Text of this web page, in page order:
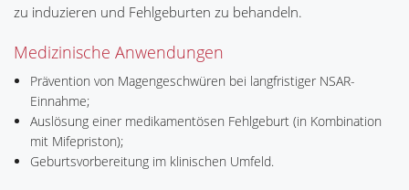
zu induzieren und Fehlgeburten zu behandeln.
Medizinische Anwendungen
Prävention von Magengeschwüren bei langfristiger NSAR-
Einnahme;
Auslösung einer medikamentösen Fehlgeburt (in Kombination
mit Mifepriston);
Geburtsvorbereitung im klinischen Umfeld.